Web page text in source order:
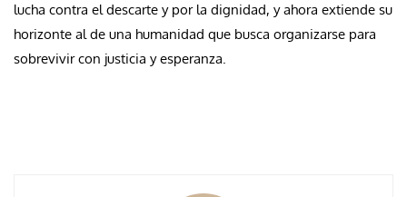
lucha contra el descarte y por la dignidad, y ahora extiende su
horizonte al de una humanidad que busca organizarse para
sobrevivir con justicia y esperanza.